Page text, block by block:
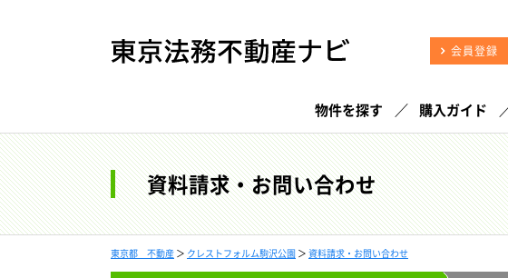
会員登録
物件を探す 購入ガイド
資料請求・お問い合わせ
東京都 不動産 ＞ クレストフォルム駒沢公園 ＞ 資料請求・お問い合わせ